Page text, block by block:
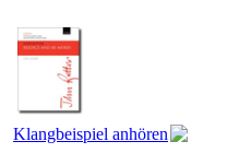
Klangbeispiel anhören